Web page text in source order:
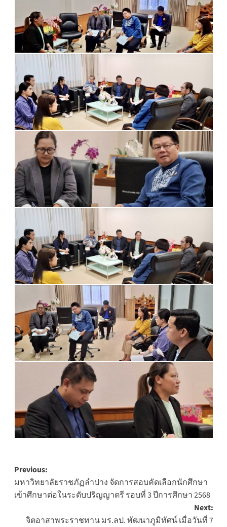
Post
navigation
Previous:
มหาวิทยาลัยราชภัฏลำปาง จัดการสอบคัดเลือกนักศึกษา
เข้าศึกษาต่อในระดับปริญญาตรี รอบที่ 3 ปีการศึกษา 2568
Next:
จิตอาสาพระราชทาน มร.ลป. พัฒนาภูมิทัศน์ เมื่อวันที่ 7